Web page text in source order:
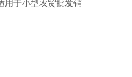
用于小型农贸批发销